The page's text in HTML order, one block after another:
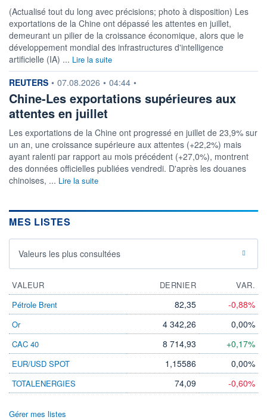
(Actualisé tout du long avec précisions; photo à disposition) Les
exportations de la Chine ont dépassé les attentes en juillet,
demeurant un pilier de la croissance économique, alors que le
développement mondial des infrastructures d'intelligence
artificielle (IA) ... Lire la suite
information fournie par
REUTERS • 07.08.2026 • 04:44 •
Chine-Les exportations supérieures aux
attentes en juillet
Les exportations de la Chine ont progressé en juillet de 23,9% sur
un an, une croissance supérieure aux attentes (+22,2%) mais
ayant ralenti par rapport au mois précédent (+27,0%), montrent
des données officielles publiées vendredi. D'après les douanes
chinoises, ... Lire la suite
MES LISTES
Valeurs les plus consultées
VALEUR DERNIER
VAR.
Pétrole Brent
82,35 -0,88%
Or 4 342,26 0,00%
CAC 40 8 714,93 +0,17%
EUR/USD SPOT 1,15586 0,00%
TOTALENERGIES 74,09 -0,60%
Gérer mes listes